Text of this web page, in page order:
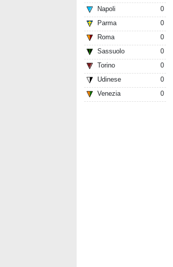
Napoli
0
Parma
0
Roma
0
Sassuolo
0
Torino
0
Udinese
0
Venezia
0